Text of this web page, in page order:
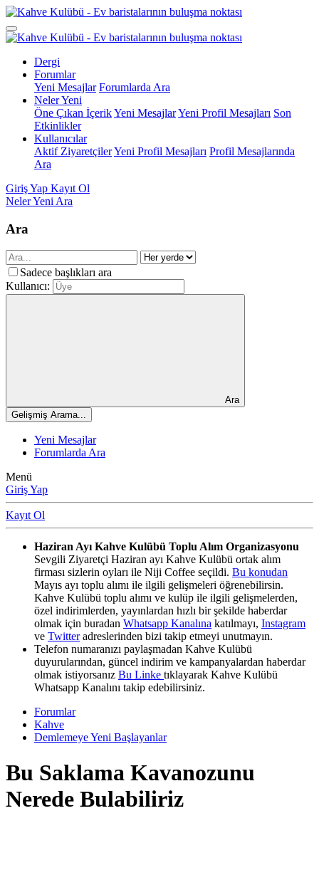
Dergi
Forumlar
Yeni Mesajlar Forumlarda Ara
Neler Yeni
Öne Çıkan İçerikYeni MesajlarYeni Profil Mesajları Son
Etkinlikler
Kullanıcılar
Aktif ZiyaretçilerYeni Profil Mesajları Profil Mesajlarında
Ara
Giriş Yap Kayıt Ol
Neler Yeni Ara
Ara
Sadece başlıkları ara
Kullanıcı:
Ara
Gelişmiş Arama...
Yeni Mesajlar
Forumlarda Ara
Menü
Giriş Yap
Kayıt Ol
Haziran Ayı Kahve Kulübü Toplu Alım Organizasyonu
Sevgili Ziyaretçi Haziran ayı Kahve Kulübü ortak alım
firması sizlerin oyları ile Niji Coffee seçildi. Bu konudan
Mayıs ayı toplu alımı ile ilgili gelişmeleri öğrenebilirsin.
Kahve Kulübü toplu alımı ve kulüp ile ilgili gelişmelerden,
özel indirimlerden, yayınlardan hızlı bir şekilde haberdar
olmak için buradan Whatsapp Kanalına katılmayı, Instagram
ve Twitteradreslerinden bizi takip etmeyi unutmayın.
Telefon numaranızı paylaşmadan Kahve Kulübü
duyurularından, güncel indirim ve kampanyalardan haberdar
olmak istiyorsanız Bu Linke tıklayarak Kahve Kulübü
Whatsapp Kanalını takip edebilirsiniz.
Forumlar
Kahve
Demlemeye Yeni Başlayanlar
Bu Saklama Kavanozunu
Nerede Bulabiliriz